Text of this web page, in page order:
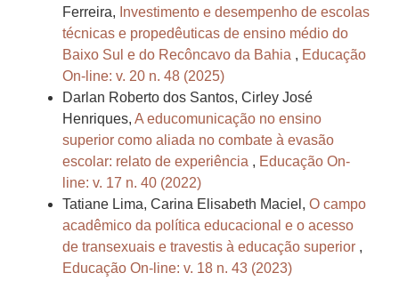
Ferreira, Investimento e desempenho de escolas
técnicas e propedêuticas de ensino médio do
Baixo Sul e do Recôncavo da Bahia , Educação
On-line: v. 20 n. 48 (2025)
Darlan Roberto dos Santos, Cirley José
Henriques, A educomunicação no ensino
superior como aliada no combate à evasão
escolar: relato de experiência , Educação On-
line: v. 17 n. 40 (2022)
Tatiane Lima, Carina Elisabeth Maciel, O campo
acadêmico da política educacional e o acesso
de transexuais e travestis à educação superior ,
Educação On-line: v. 18 n. 43 (2023)